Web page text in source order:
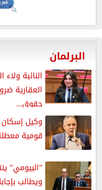
البرلمان
النائبة
العقارية
حقوق...
وكيل إسكان
قومية
”البيومي”
ويطالب